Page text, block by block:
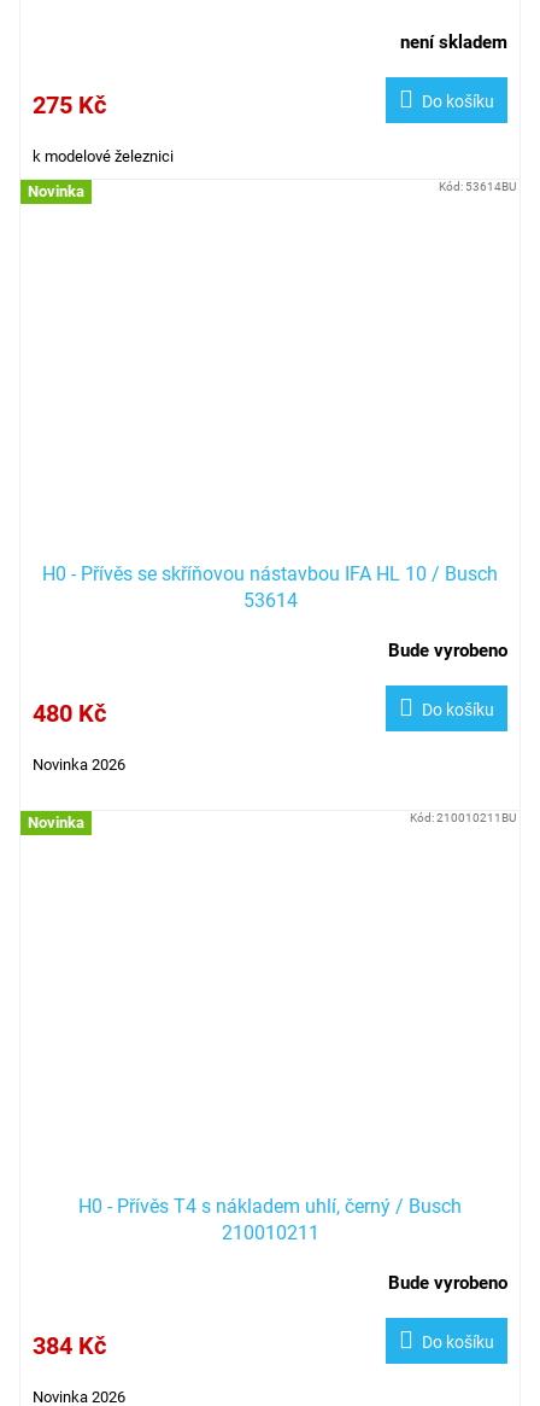
není skladem
275 Kč Do košíku
k modelové železnici
Novinka
H0 - Přívěs se skříňovou nástavbou IFA HL 10 / Busch
53614
Bude vyrobeno
480 Kč Do košíku
Novinka 2026
Kód: 53614BU
Novinka
H0 - Přívěs T4 s nákladem uhlí, černý / Busch
210010211
Bude vyrobeno
384 Kč Do košíku
Novinka 2026
Kód:210010211BU